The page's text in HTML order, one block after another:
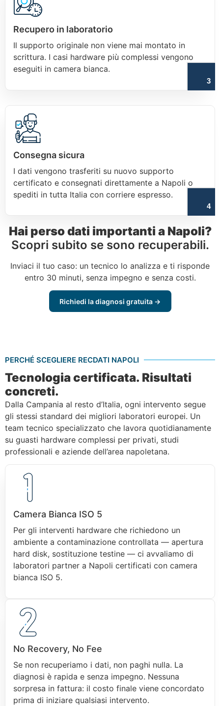
Recupero in laboratorio
Il supporto originale non viene mai montato in
scrittura. I casi hardware più complessi vengono
eseguiti in camera bianca.
3
Consegna sicura
I dati vengono trasferiti su nuovo supporto
certificato e consegnati direttamente a Napoli o
spediti in tutta Italia con corriere espresso.
4
Hai perso dati importanti a Napoli?
Scopri subito se sono recuperabili.
Inviaci il tuo caso: un tecnico lo analizza e ti risponde
entro 30 minuti, senza impegno e senza costi.
Richiedi la diagnosi gratuita →
PERCHÉ SCEGLIERE RECDATI NAPOLI
Tecnologia certificata. Risultati
concreti.
Dalla Campania al resto d’Italia, ogni intervento segue
gli stessi standard dei migliori laboratori europei. Un
team tecnico specializzato che lavora quotidianamente
su guasti hardware complessi per privati, studi
professionali e aziende dell’area napoletana.
Camera Bianca ISO 5
Per gli interventi hardware che richiedono un
ambiente a contaminazione controllata — apertura
hard disk, sostituzione testine — ci avvaliamo di
laboratori partner a Napoli certificati con camera
bianca ISO 5.
No Recovery, No Fee
Se non recuperiamo i dati, non paghi nulla. La
diagnosi è rapida e senza impegno. Nessuna
sorpresa in fattura: il costo finale viene concordato
prima di iniziare qualsiasi intervento.